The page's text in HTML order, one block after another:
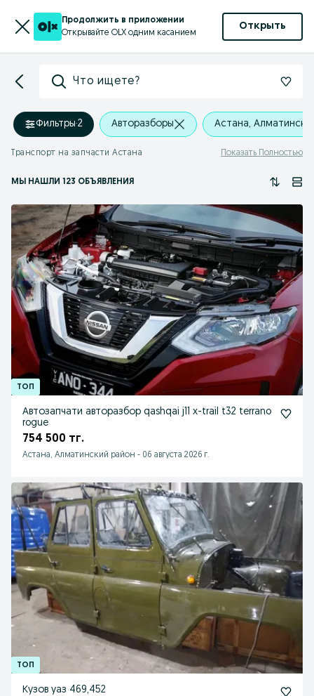
Продолжить в приложении
Открывайте OLX одним касанием
Открыть
Что ищете?
Фильтры·2 Авторазборы Астана,
Транспорт на запчасти Астана Показать Полностью
МЫ НАШЛИ 123 ОБЪЯВЛЕНИЯ
Автозапчати авторазбор qashqai j11 x-trail t32 terrano
rogue
754 500 тг.
Астана, Алматинский район - 06 августа 2026 г.
Кузов уаз 469,452